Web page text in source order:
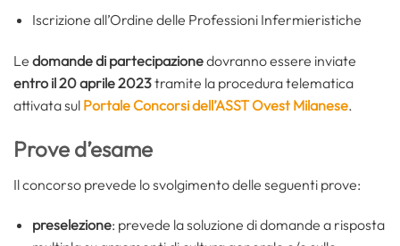
Iscrizione all’Ordine delle Professioni Infermieristiche
Le domande di partecipazionedovranno essere inviate
entro il 20 aprile 2023tramite la procedura telematica
attivata sul Portale Concorsi dell’ASST Ovest Milanese.
Prove d’esame
Il concorso prevede lo svolgimento delle seguenti prove:
preselezione: prevede la soluzione di domande a risposta